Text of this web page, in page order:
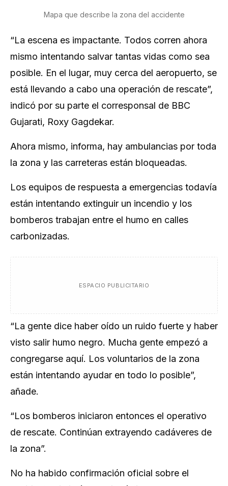
Mapa que describe la zona del accidente
“La escena es impactante. Todos corren ahora
mismo intentando salvar tantas vidas como sea
posible. En el lugar, muy cerca del aeropuerto, se
está llevando a cabo una operación de rescate”,
indicó por su parte el corresponsal de BBC
Gujarati, Roxy Gagdekar.
Ahora mismo, informa, hay ambulancias por toda
la zona y las carreteras están bloqueadas.
Los equipos de respuesta a emergencias todavía
están intentando extinguir un incendio y los
bomberos trabajan entre el humo en calles
carbonizadas.
ESPACIO PUBLICITARIO
“La gente dice haber oído un ruido fuerte y haber
visto salir humo negro. Mucha gente empezó a
congregarse aquí. Los voluntarios de la zona
están intentando ayudar en todo lo posible”,
añade.
“Los bomberos iniciaron entonces el operativo
de rescate. Continúan extrayendo cadáveres de
la zona”.
No ha habido confirmación oficial sobre el